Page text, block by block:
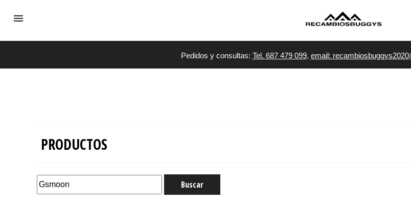
Pedidos y consultas: Tel. 687 479 099, email:
PRODUCTOS